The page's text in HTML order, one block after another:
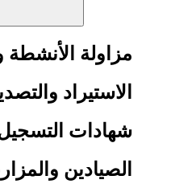
مزاولة الأنشطة
الاستيراد
شهادات التسجيل
الصيادين